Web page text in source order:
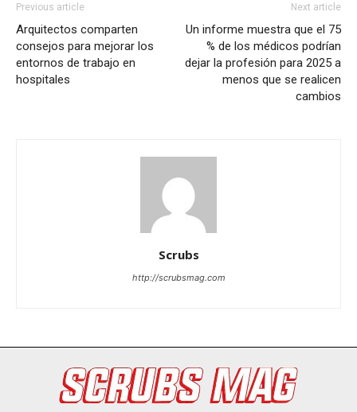
Previous article
Arquitectos comparten
consejos para mejorar los
entornos de trabajo en
hospitales
Next article
Un informe muestra que el 75
% de los médicos podrían
dejar la profesión para 2025 a
menos que se realicen
cambios
Scrubs
http://scrubsmag.com